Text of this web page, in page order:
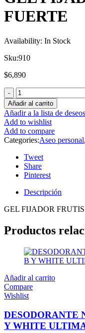
FUERTE
Availability: In Stock
Sku:910
$6,890
Añadir al carrito
Añadir a la lista de deseos
Add to wishlist
Add to compare
Categories:Aseo personal,
Tweet
Share
Pinterest
Descripción
GEL FIJADOR
Productos
Añadir al carrito
Compare
Wishlist
DESODORANTE
Y WHITE